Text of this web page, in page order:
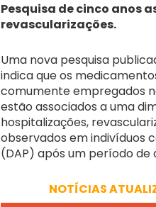
Pesquisa de cinco anos
revascularizações.
Uma nova pesquisa
indica que os
comumente empregados
estão associados a uma
hospitalizações,
observados em indivíduos
(DAP) após um período
NOTÍCIAS